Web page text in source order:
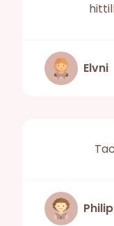
Elvni
Philip